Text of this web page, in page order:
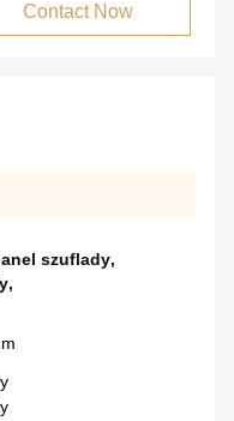
Contact Now
szuflady,
,